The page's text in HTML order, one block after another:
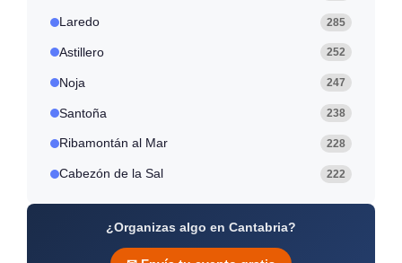
Laredo 285
Astillero 252
Noja 247
Santoña 238
Ribamontán al Mar 228
Cabezón de la Sal 222
¿Organizas algo en Cantabria?